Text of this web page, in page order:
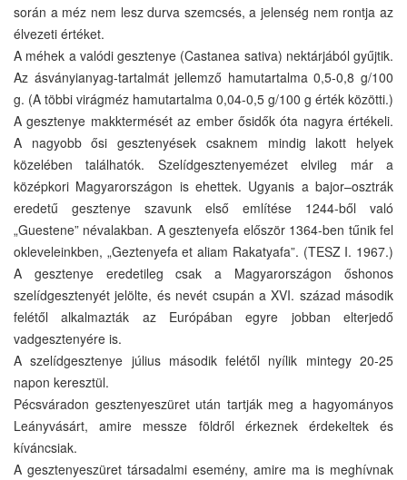
során a méz nem lesz durva szemcsés, a jelenség nem rontja az
élvezeti értéket.
A méhek a valódi gesztenye (Castanea sativa) nektárjából gyűjtik.
Az ásványianyag-tartalmát jellemző hamutartalma 0,5-0,8 g/100
g. (A többi virágméz hamutartalma 0,04-0,5 g/100 g érték közötti.)
A gesztenye makktermését az ember ősidők óta nagyra értékeli.
A nagyobb ősi gesztenyések csaknem mindig lakott helyek
közelében találhatók. Szelídgesztenyemézet elvileg már a
középkori Magyarországon is ehettek. Ugyanis a bajor–osztrák
eredetű gesztenye szavunk első említése 1244-ből való
„Guestene” névalakban. A gesztenyefa először 1364-ben tűnik fel
okleveleinkben, „Geztenyefa et aliam Rakatyafa”. (TESZ I. 1967.)
A gesztenye eredetileg csak a Magyarországon őshonos
szelídgesztenyét jelölte, és nevét csupán a XVI. század második
felétől alkalmazták az Európában egyre jobban elterjedő
vadgesztenyére is.
A szelídgesztenye július második felétől nyílik mintegy 20-25
napon keresztül.
Pécsváradon gesztenyeszüret után tartják meg a hagyományos
Leányvásárt, amire messze földről érkeznek érdekeltek és
kíváncsiak.
A gesztenyeszüret társadalmi esemény, amire ma is meghívnak